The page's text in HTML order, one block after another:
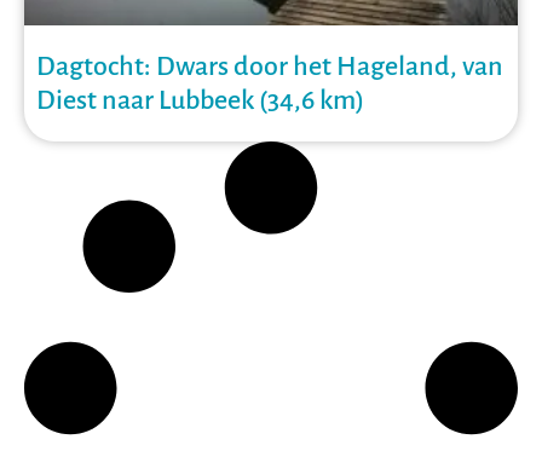
Dagtocht: Dwars door het Hageland, van
Diest naar Lubbeek (34,6 km)